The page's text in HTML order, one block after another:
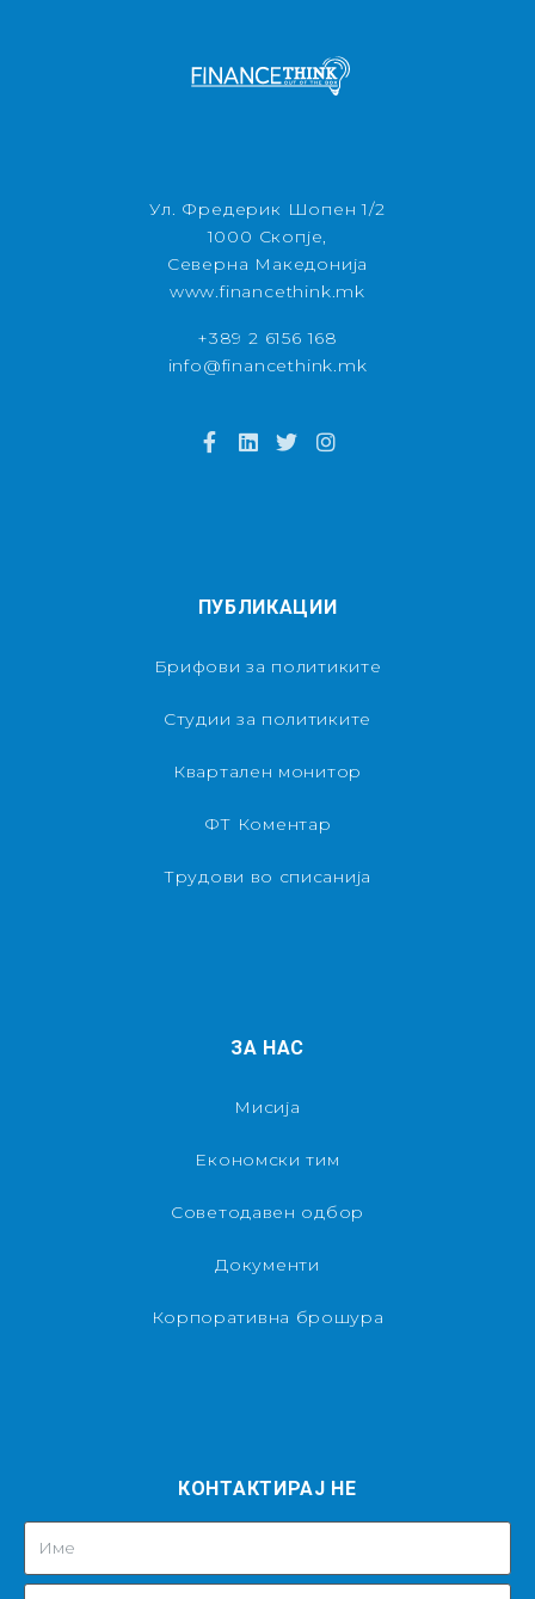
Ул. Фредерик Шопен 1/2
1000 Скопје,
Северна Македонија
www.financethink.mk
+389 2 6156 168
info@financethink.mk
ПУБЛИКАЦИИ
Брифови за политиките
Студии за политиките
Квартален монитор
ФТ Коментар
Трудови во списанија
ЗА НАС
Мисија
Економски тим
Советодавен одбор
Документи
Корпоративна брошура
КОНТАКТИРАЈ НЕ